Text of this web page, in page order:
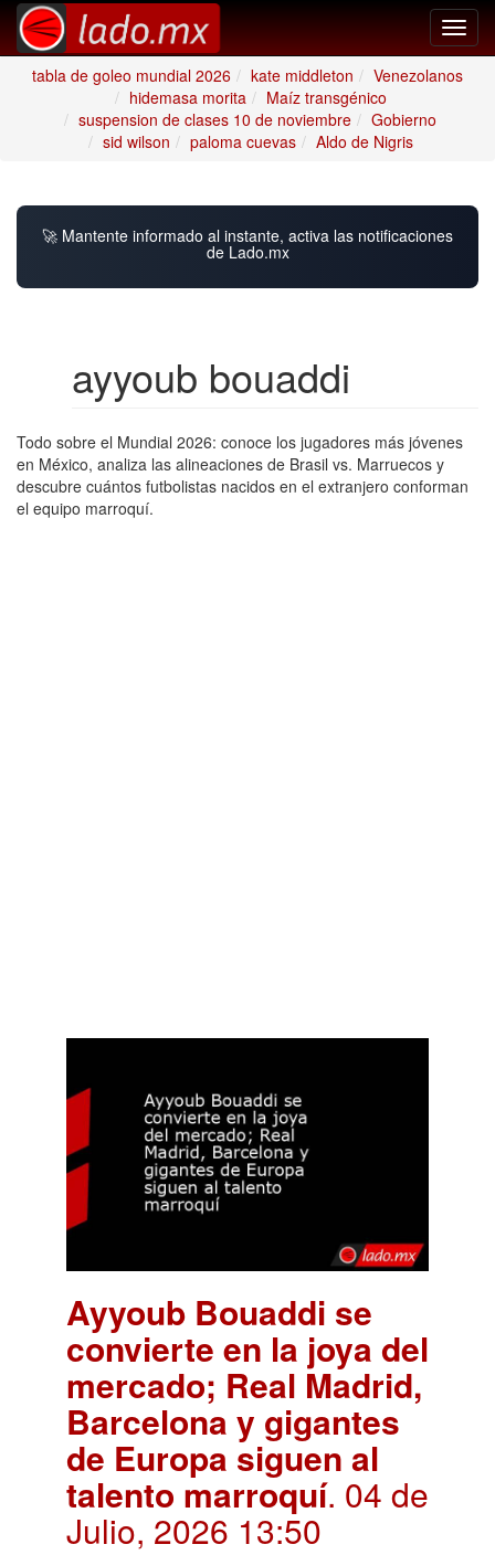
tabla de goleo mundial 2026
kate middleton
Venezolanos
hidemasa morita
Maíz transgénico
suspension de clases 10 de noviembre
Gobierno
sid wilson
paloma cuevas Aldo de Nigris
🚀 Mantente informado al instante, activa las notificaciones
de Lado.mx
ayyoub bouaddi
Todo sobre el Mundial 2026: conoce los jugadores más jóvenes
en México, analiza las alineaciones de Brasil vs. Marruecos y
descubre cuántos futbolistas nacidos en el extranjero conforman
el equipo marroquí.
Ayyoub Bouaddi se
convierte en la joya del
mercado; Real Madrid,
Barcelona y gigantes
de Europa siguen al
talento marroquí. 04 de
Julio, 2026 13:50